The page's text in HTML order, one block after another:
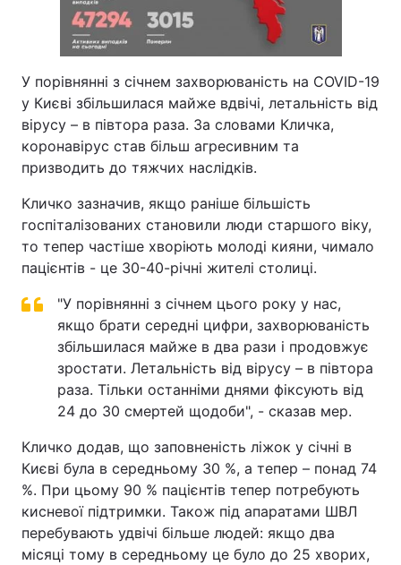
У порівнянні з січнем захворюваність на COVID-19
у Києві збільшилася майже вдвічі, летальність від
вірусу – в півтора раза. За словами Кличка,
коронавірус став більш агресивним та
призводить до тяжчих наслідків.
Кличко зазначив, якщо раніше більшість
госпіталізованих становили люди старшого віку,
то тепер частіше хворіють молоді кияни, чимало
пацієнтів - це 30-40-річні жителі столиці.
"У порівнянні з січнем цього року у нас,
якщо брати середні цифри, захворюваність
збільшилася майже в два рази і продовжує
зростати. Летальність від вірусу – в півтора
раза. Тільки останніми днями фіксують від
24 до 30 смертей щодоби", - сказав мер.
Кличко додав, що заповненість ліжок у січні в
Києві була в середньому 30 %, а тепер – понад 74
%. При цьому 90 % пацієнтів тепер потребують
кисневої підтримки. Також під апаратами ШВЛ
перебувають удвічі більше людей: якщо два
місяці тому в середньому це було до 25 хворих,